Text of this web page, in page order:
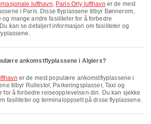
lufthavn, Paris Orly lufthavn er de mest
i Paris. Disse flyplassene tilbyr Bønnerom,
og mange andre fasiliteter for å forbedre
kan se detaljert informasjon om fasiliteter og
ankomstflyplassene i Algiers?
er de mest populære ankomstflyplassene i
tilbyr Rullestol, Parkeringsplasser, Taxi og
for å forbedre reiseopplevelsen din. Du kan sjekke
fasiliteter og terminaloppsett på disse flyplassene.